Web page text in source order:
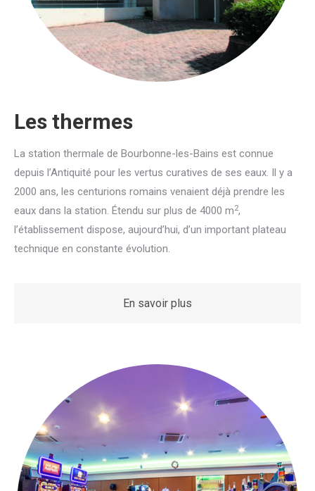
Les thermes
La station thermale de Bourbonne-les-Bains est connue
depuis l’Antiquité pour les vertus curatives de ses eaux. Il y a
2000 ans, les centurions romains venaient déjà prendre les
eaux dans la station. Étendu sur plus de 4000 m2,
l’établissement dispose, aujourd’hui, d’un important plateau
technique en constante évolution.
En savoir plus